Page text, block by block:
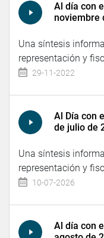
Al día con
noviembre
Una síntesis
representación y
29-11-2022
Al Día con
de julio de
Una síntesis
representación y
10-07-2026
Al día con